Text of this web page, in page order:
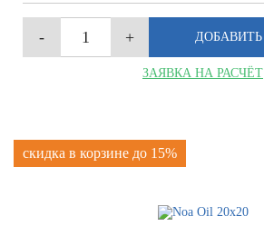
ЗАЯВКА НА РАСЧЁТ
скидка в корзине до 15%